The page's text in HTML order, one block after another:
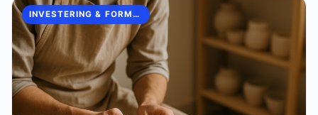
INVESTERING & FORMUEOPBYGNING